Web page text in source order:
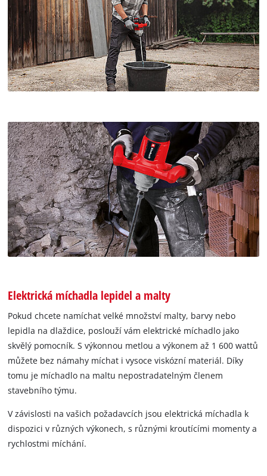
Elektrická míchadla lepidel a malty
Pokud chcete namíchat velké množství malty, barvy nebo
lepidla na dlaždice, poslouží vám elektrické míchadlo jako
skvělý pomocník. S výkonnou metlou a výkonem až 1 600 wattů
můžete bez námahy míchat i vysoce viskózní materiál. Díky
tomu je míchadlo na maltu nepostradatelným členem
stavebního týmu.
V závislosti na vašich požadavcích jsou elektrická míchadla k
dispozici v různých výkonech, s různými kroutícími momenty a
rychlostmi míchání.